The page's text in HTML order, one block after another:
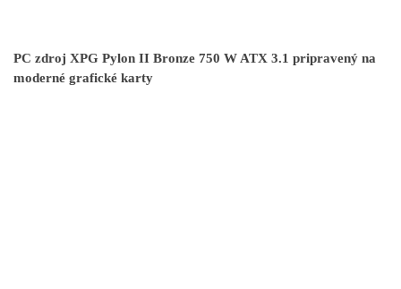
PC zdroj XPG Pylon II Bronze 750 W ATX 3.1 pripravený na
moderné grafické karty